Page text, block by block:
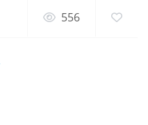
556